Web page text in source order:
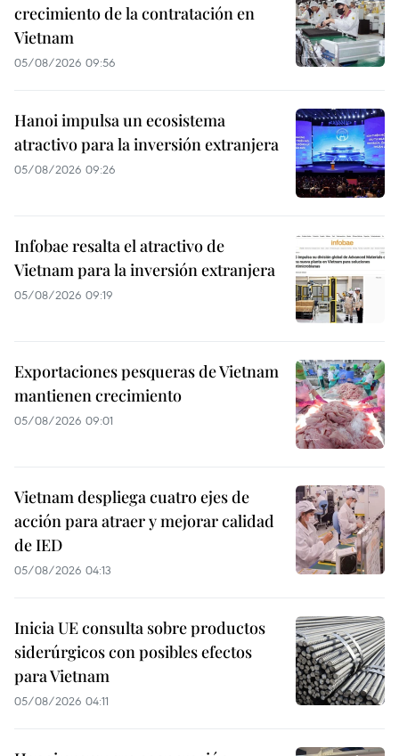
crecimiento de la contratación en
Vietnam
05/08/2026 09:56
Hanoi impulsa un ecosistema
atractivo para la inversión extranjera
05/08/2026 09:26
Infobae resalta el atractivo de
Vietnam para la inversión extranjera
05/08/2026 09:19
Exportaciones pesqueras de Vietnam
mantienen crecimiento
05/08/2026 09:01
Vietnam despliega cuatro ejes de
acción para atraer y mejorar calidad
de IED
05/08/2026 04:13
Inicia UE consulta sobre productos
siderúrgicos con posibles efectos
para Vietnam
05/08/2026 04:11